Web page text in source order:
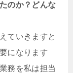
のか？どんな
ていきますと
になります
務を私は担当